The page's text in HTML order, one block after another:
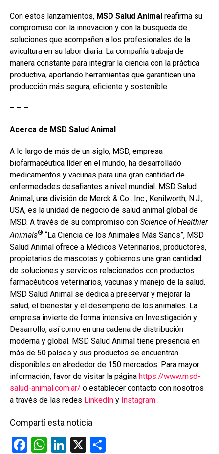
Con estos lanzamientos, MSD Salud Animal reafirma su
compromiso con la innovación y con la búsqueda de
soluciones que acompañen a los profesionales de la
avicultura en su labor diaria. La compañía trabaja de
manera constante para integrar la ciencia con la práctica
productiva, aportando herramientas que garanticen una
producción más segura, eficiente y sostenible.
– – –
Acerca de MSD Salud Animal
A lo largo de más de un siglo, MSD, empresa
biofarmacéutica líder en el mundo, ha desarrollado
medicamentos y vacunas para una gran cantidad de
enfermedades desafiantes a nivel mundial. MSD Salud
Animal, una división de Merck & Co., Inc., Kenilworth, N.J.,
USA, es la unidad de negocio de salud animal global de
MSD. A través de su compromiso con Science of Healthier
Animals® “La Ciencia de los Animales Más Sanos”, MSD
Salud Animal ofrece a Médicos Veterinarios, productores,
propietarios de mascotas y gobiernos una gran cantidad
de soluciones y servicios relacionados con productos
farmacéuticos veterinarios, vacunas y manejo de la salud.
MSD Salud Animal se dedica a preservar y mejorar la
salud, el bienestar y el desempeño de los animales. La
empresa invierte de forma intensiva en Investigación y
Desarrollo, así como en una cadena de distribución
moderna y global. MSD Salud Animal tiene presencia en
más de 50 países y sus productos se encuentran
disponibles en alrededor de 150 mercados. Para mayor
información, favor de visitar la página https://www.msd-
salud-animal.com.ar/ o establecer contacto con nosotros
a través de las redes LinkedIn y Instagram .
Compartí esta noticia
F
W Li
X